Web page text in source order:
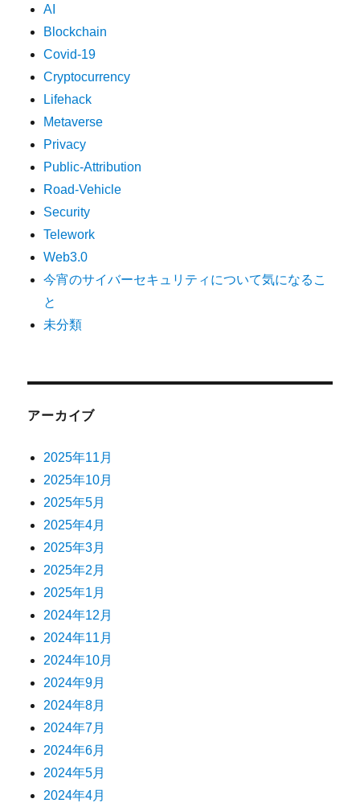
AI
Blockchain
Covid-19
Cryptocurrency
Lifehack
Metaverse
Privacy
Public-Attribution
Road-Vehicle
Security
Telework
Web3.0
今宵のサイバーセキュリティについて気になるこ
と
未分類
アーカイブ
2025年11月
2025年10月
2025年5月
2025年4月
2025年3月
2025年2月
2025年1月
2024年12月
2024年11月
2024年10月
2024年9月
2024年8月
2024年7月
2024年6月
2024年5月
2024年4月